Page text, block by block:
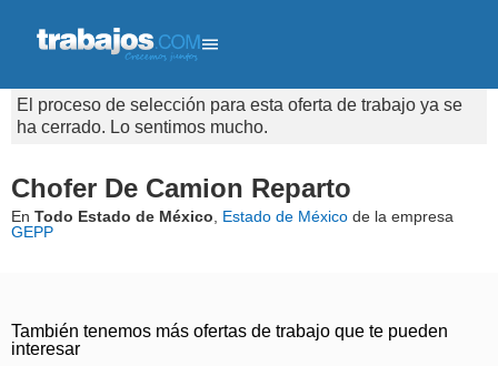
El proceso de selección para esta oferta de trabajo ya se
ha cerrado. Lo sentimos mucho.
Chofer De Camion Reparto
En Todo Estado de México Estado de México de la empresa
GEPP
También tenemos más ofertas de trabajo que te pueden
interesar